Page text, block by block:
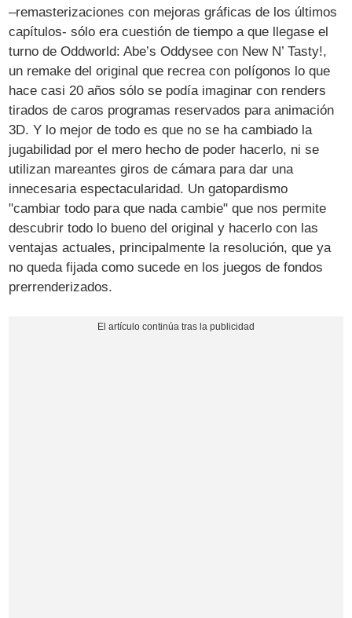
–remasterizaciones con mejoras gráficas de los últimos
capítulos- sólo era cuestión de tiempo a que llegase el
turno de Oddworld: Abe’s Oddysee con New N’ Tasty!,
un remake del original que recrea con polígonos lo que
hace casi 20 años sólo se podía imaginar con renders
tirados de caros programas reservados para animación
3D. Y lo mejor de todo es que no se ha cambiado la
jugabilidad por el mero hecho de poder hacerlo, ni se
utilizan mareantes giros de cámara para dar una
innecesaria espectacularidad. Un gatopardismo
"cambiar todo para que nada cambie" que nos permite
descubrir todo lo bueno del original y hacerlo con las
ventajas actuales, principalmente la resolución, que ya
no queda fijada como sucede en los juegos de fondos
prerrenderizados.